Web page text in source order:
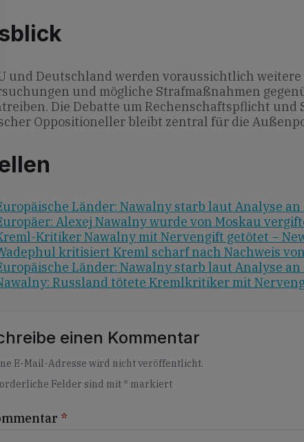
und Deutschland werden voraussichtlich weitere
und mögliche Strafmaßnahmen
Die Debatte um Rechenschaftspflicht und
Oppositioneller bleibt zentral für die
Länder: Nawalny starb laut Analyse an
Alexej Nawalny wurde von Moskau
Kritiker Nawalny mit Nervengift getötet –
kritisiert Kreml scharf nach Nachweis
Länder: Nawalny starb laut Analyse an
Russland tötete Kremlkritiker mit
einen Kommentar
E-Mail-Adresse wird nicht veröffentlicht.
Felder sind mit * markiert
*